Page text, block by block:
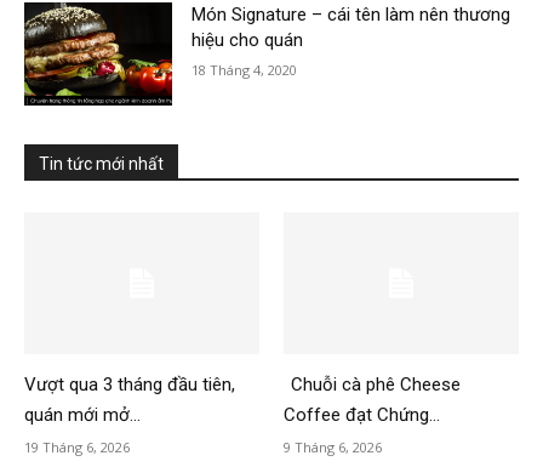
Món Signature – cái tên làm nên thương
hiệu cho quán
18 Tháng 4, 2020
Tin tức mới nhất
Vượt qua 3 tháng đầu tiên,
quán mới mở...
19 Tháng 6, 2026
Chuỗi cà phê Cheese
Coffee đạt Chứng...
9 Tháng 6, 2026